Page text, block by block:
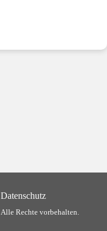
Alle Rechte vorbehalten.
Datenschutz